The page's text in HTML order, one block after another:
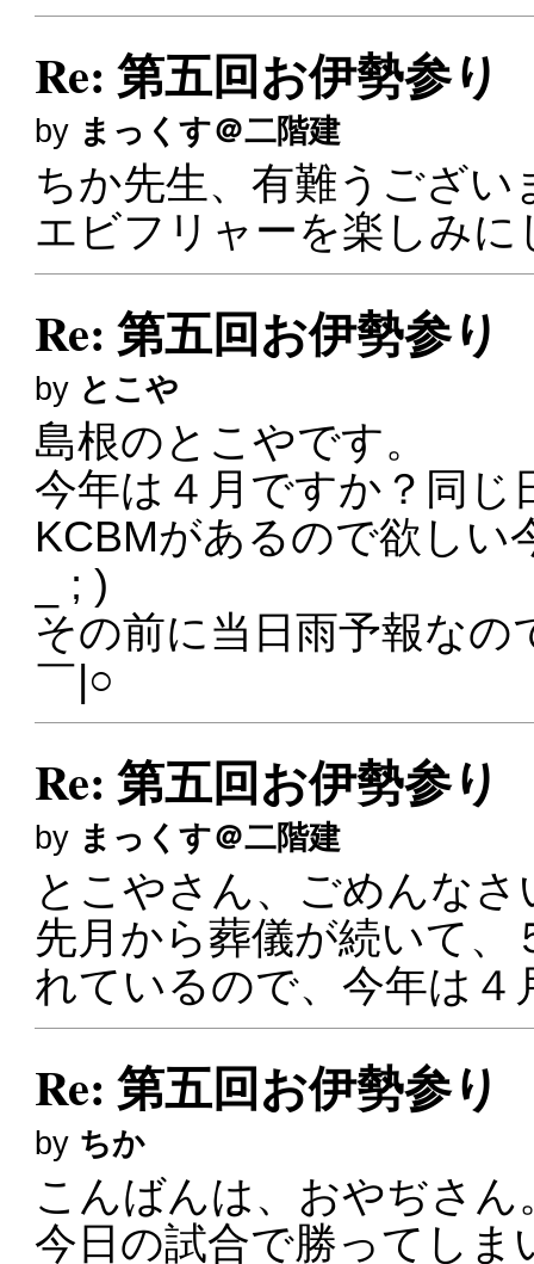
Re: 第五回お伊勢参り
by まっくす＠二階建
ちか先生、有難うござい
エビフリャーを楽しみに
Re: 第五回お伊勢参り
by とこや
島根のとこやです。
今年は４月ですか？同
KCBMがあるので欲しい
_ ; )
その前に当日雨予報な
￣|○
Re: 第五回お伊勢参り
by まっくす＠二階建
とこやさん、ごめんなさ
先月から葬儀が続いて、
れているので、今年は
Re: 第五回お伊勢参り
by ちか
こんばんは、おやぢさん
今日の試合で勝ってしま